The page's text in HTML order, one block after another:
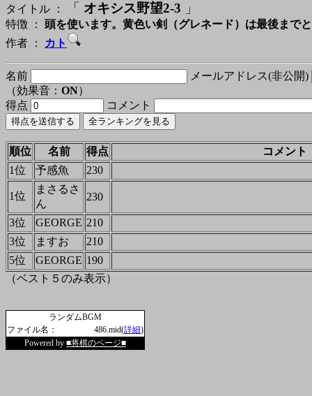
タイトル ：
「 オキシス野望2-3 」
特徴 ： 頭を使います。黄色い剣（グレネード）は最後まで
作者 ：
カト
名前
メールアドレス(非公開)
（効果音： ON）
得点
コメント
順位 名前 得点
コメント
1位
予感魚 230
1位
まさるさ
ん
230
3位 GEORGE 210
3位
ますお
210
5位
GEORGE 190
（ベスト５のみ表示）
ランダムBGM
ファイル名：
486.mid(詳細)
Powered by ■将棋のページ■